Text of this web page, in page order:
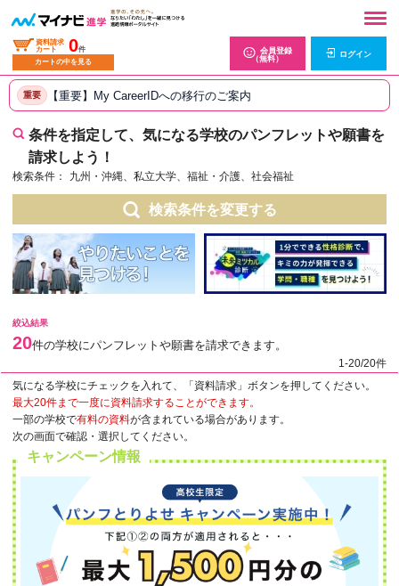
資料請求
カート
0件
カートの中を見る
会員登録
（無料）
ログイン
重要 【重要】My CareerIDへの移行のご案内
条件を指定して、気になる学校のパンフレットや願書を
請求しよう！
検索条件： 九州・沖縄、私立大学、福祉・介護、社会福祉
検索条件を変更する
絞込結果
20件の学校にパンフレットや願書を請求できます。
1-20/20件
気になる学校にチェックを入れて、「資料請求」ボタンを押してください。
最大20件まで一度に資料請求することができます。
一部の学校で有料の資料が含まれている場合があります。
次の画面で確認・選択してください。
キャンペーン情報